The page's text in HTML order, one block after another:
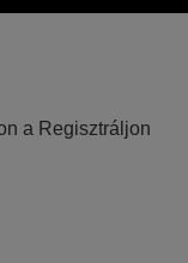
a Regisztráljon